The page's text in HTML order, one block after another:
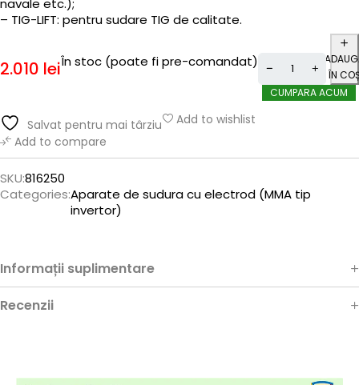
navale etc.);
– TIG-LIFT: pentru sudare TIG de calitate.
2.010 leiÎn stoc (poate fi pre-comandat)
ÎN
CUMPARA ACUM
Salvat pentru mai târziu
Add to wishlist
Add to compare
SKU:816250
Categories:Aparate de sudura cu electrod (MMA tip
invertor)
Informații suplimentare
Recenzii